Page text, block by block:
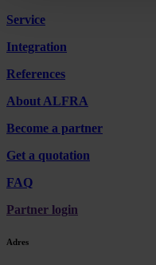
Service
Integration
References
About ALFRA
Become a partner
Get a quotation
FAQ
Partner login
Adres